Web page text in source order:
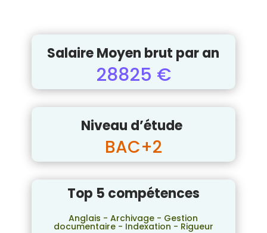
Salaire Moyen brut par an
28825 €
Niveau d’étude
BAC+2
Top 5 compétences
Anglais - Archivage - Gestion
documentaire - Indexation - Rigueur